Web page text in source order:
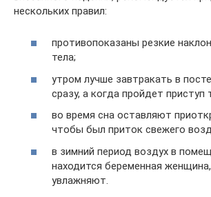
нескольких правил:
противопоказаны резкие
тела;
утром лучше завтракать в
сразу, а когда пройдет
во время сна оставляют
чтобы был приток свежего
в зимний период воздух в
находится беременная
увлажняют.